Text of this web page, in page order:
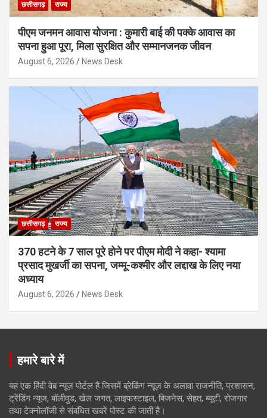
छत्तीसगढ़ राज्य
पीएम जनमन आवास योजना : कुमारी बाई की पक्के आवास का
सपना हुआ पूरा, मिला सुरक्षित और सम्मानजनक जीवन
August 6, 2026 News Desk
छत्तीसगढ़ राज्य
370 हटने के 7 साल पूरे होने पर पीएम मोदी ने कहा- श्यामा
प्रसाद मुखर्जी का सपना, जम्मू-कश्मीर और लद्दाख के लिए नया
अध्याय
August 6, 2026 News Desk
हमारे बारे में
यह एक हिंदी वेब न्यूज़ पोर्टल है जिसमें ब्रेकिंग न्यूज़ के अलावा राजनीति, प्रशासन,
ट्रेंडिंग न्यूज, बॉलीवुड, खेल जगत, लाइफस्टाइल, बिजनेस, सेहत, ब्यूटी, रोजगार
तथा टेक्नोलॉजी से संबंधित खबरें पोस्ट की जाती है।